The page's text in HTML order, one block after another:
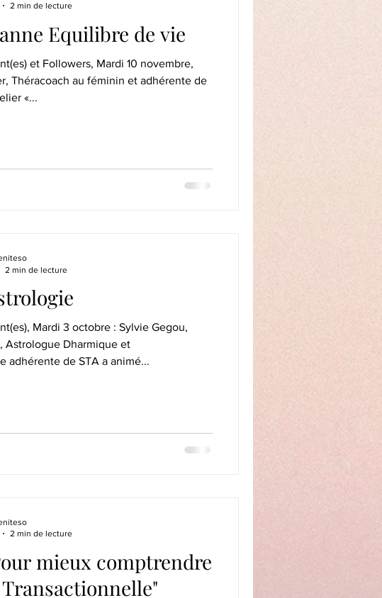
Equilibre de vie
et Followers, Mardi 10 novembre,
au féminin et adhérente de
«...
2 min de lecture
3 octobre : Sylvie Gegou,
Astrologue Dharmique et
adhérente de STA a animé...
2 min de lecture
mieux comptrendre
2 min de lecture